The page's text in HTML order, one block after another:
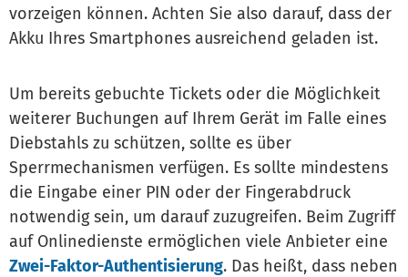
vorzeigen können. Achten Sie also darauf, dass der
Akku Ihres Smartphones ausreichend geladen ist.
Um bereits gebuchte Tickets oder die Möglichkeit
weiterer Buchungen auf Ihrem Gerät im Falle eines
Diebstahls zu schützen, sollte es über
Sperrmechanismen verfügen. Es sollte mindestens
die Eingabe einer PIN oder der Fingerabdruck
notwendig sein, um darauf zuzugreifen. Beim Zugriff
auf Onlinedienste ermöglichen viele Anbieter eine
Zwei-Faktor-Authentisierung. Das heißt, dass neben